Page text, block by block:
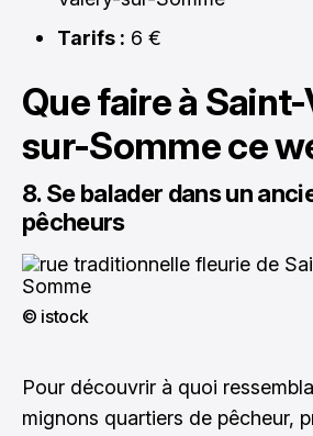
Tarifs : 6 €
Que faire à
sur-Somme ce
8. Se balader dans un
pêcheurs
© istock
Pour découvrir à quoi
mignons quartiers de pêcheur,